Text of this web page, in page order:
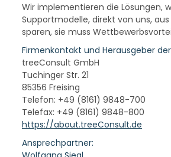
Wir implementieren die Lösungen,
Supportmodelle, direkt von uns,
sparen, sie muss
Firmenkontakt und Herausgeber
treeConsult GmbH
Tuchinger Str. 21
85356 Freising
Telefon: +49 (8161) 9848-700
Telefax: +49 (8161) 9848-800
https://about.treeConsult.de
Ansprechpartner: